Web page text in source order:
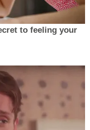
to feeling your